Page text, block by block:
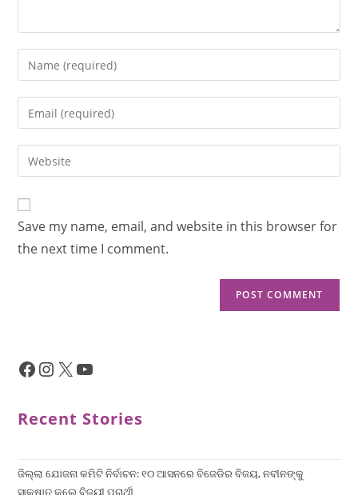
Save my name, email, and website in this browser for
the next time I comment.
Recent Stories
ଜିଲ୍ଲା ଯୋଜନା କମିଟି ନିର୍ବାଚନ: ୧୦ ଆସନରେ ବିଜେଡିର ବିଜୟ, ନବୀନଙ୍କୁ
ସାକ୍ଷାତ କଲେ ବିଜୟୀ ପ୍ରାର୍ଥୀ